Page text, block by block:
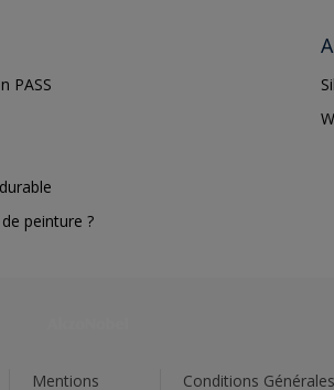
PASS
peinture ?
Mentions Conditions